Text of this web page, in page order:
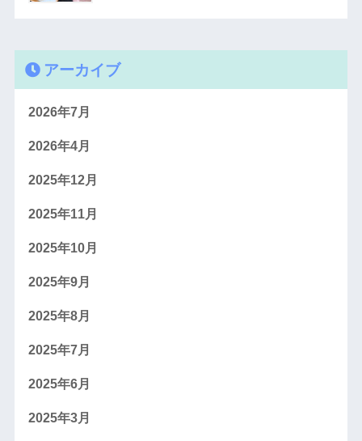
アーカイブ
2026年7月
2026年4月
2025年12月
2025年11月
2025年10月
2025年9月
2025年8月
2025年7月
2025年6月
2025年3月